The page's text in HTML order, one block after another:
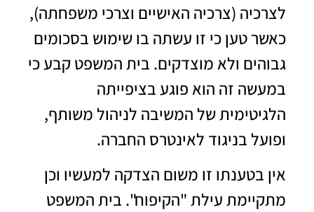
לצרכיה (צרכיה האישיים וצרכי משפחתה),
כאשר טען כי זו עשתה בו שימוש בסכומים
גבוהים ולא מוצדקים. בית המשפט קבע כי
במעשה זה הוא פוגע בציפייתה
הלגיטימית של המשיבה לניהול משותף,
ופועל בניגוד לאינטרס החברה.
אין בטענתו זו משום הצדקה למעשיו וכן
מתקיימת עילת "הקיפוח". בית המשפט